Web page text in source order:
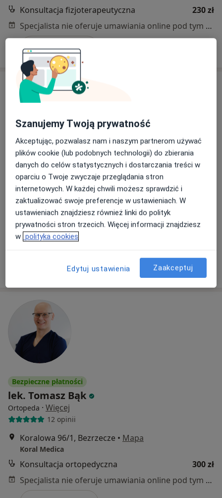
Konsultacja fizjoterapeutyczna
230 zł
Specjalista nie oferuje umawiania online pod tym adresem.
Poproś o wizytę
mgr Anna Dąbro
Fizjoterapeuta·Więcej
426 opinii
Monte Cassino 20/11, Szczecin • Mapa
Fizjoana Rehabilitacja Ortopedyczna I Osteopatia
Konsultacja fizjoterapeutyczna
200 zł
Poproś o wizytę
Bezpieczne płatności
lek. Tomasz Bąk
Ortopeda · Więcej
12 opinii
Koralowa 96/1, Bezrzecze • Mapa
Koral Medica
Konsultacja ortopedyczna
300 zł
Specjalista nie oferuje umawiania online pod tym adresem.
Szanujemy Twoją prywatność
Akceptując, pozwalasz nam i naszym partnerom używać
plików cookie (lub podobnych technologii) do zbierania
danych do celów statystycznych i dostarczania treści w
oparciu o Twoje zwyczaje przeglądania stron
internetowych. W każdej chwili możesz sprawdzić i
zaktualizować swoje preferencje w ustawieniach. W
ustawieniach znajdziesz również linki do polityk
prywatności stron trzecich. Więcej informacji znajdziesz
w polityka cookies
Edytuj ustawienia Zaakceptuj